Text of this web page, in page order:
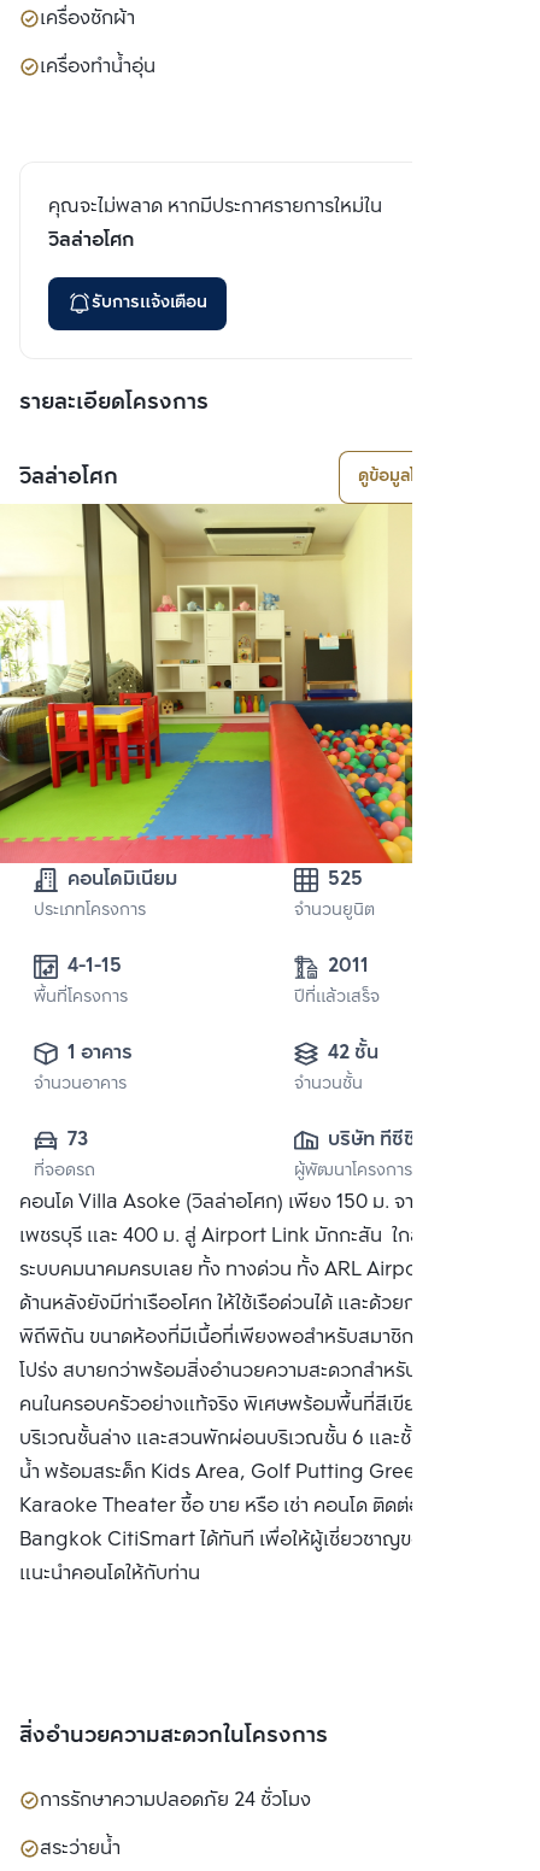
เครื่องซักผ้า
เครื่องทำน้ำอุ่น
คุณจะไม่พลาด หากมีประกาศรายการใหม่ใน
วิลล่าอโศก
รับการแจ้งเตือน
รายละเอียดโครงการ
วิลล่าอโศก ดูข้อมูลโครงการ
คอนโดมิเนียม
ประเภทโครงการ
525
จำนวนยูนิต
4-1-15
พื้นที่โครงการ
2011
ปีที่แล้วเสร็จ
1 อาคาร
จำนวนอาคาร
42 ชั้น
จำนวนชั้น
73
ที่จอดรถ
บริษัท ทีซีซี
แคปปิตอล แลนด์
จำกัด
ผู้พัฒนาโครงการ
คอนโด Villa Asoke (วิลล่าอโศก) เพียง 150 ม. จาก MRT
เพชรบุรี และ 400 ม. สู่ Airport Link มักกะสัน ใกล้ๆโครงการ มี
ระบบคมนาคมครบเลย ทั้ง ทางด่วน ทั้ง ARL Airport Link แถม
ด้านหลังยังมีท่าเรืออโศก ให้ใช้เรือด่วนได้ และด้วยการออกแบบที่
พิถีพิถัน ขนาดห้องที่มีเนื้อที่เพียงพอสำหรับสมาชิกในครอบครัว
โปร่ง สบายกว่าพร้อมสิ่งอำนวยความสะดวกสำหรับสมาชิกทุก
คนในครอบครัวอย่างแท้จริง พิเศษพร้อมพื้นที่สีเขียวขนาดใหญ่
บริเวณชั้นล่าง และสวนพักผ่อนบริเวณชั้น 6 และชั้น 39 สระว่าย
น้ำ พร้อมสระด็ก Kids Area, Golf Putting Green และ Mini
Karaoke Theater ซื้อ ขาย หรือ เช่า คอนโด ติดต่อหาเรา
Bangkok CitiSmart ได้ทันที เพื่อให้ผู้เชี่ยวชาญของเราได้
แนะนำคอนโดให้กับท่าน
สิ่งอำนวยความสะดวกในโครงการ
การรักษาความปลอดภัย 24 ชั่วโมง
สระว่ายน้ำ